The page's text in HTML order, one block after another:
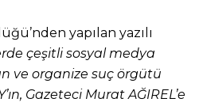
yapılan yazılı
çeşitli sosyal medya
ve organize suç örgütü
Gazeteci Murat AĞIREL’e